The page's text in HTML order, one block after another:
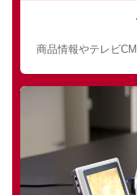
商品情報やテレビ